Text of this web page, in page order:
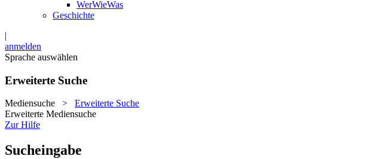
WerWieWas
Geschichte
|
anmelden
Sprache auswählen
Erweiterte Suche
Mediensuche > Erweiterte Suche
Erweiterte Mediensuche
Zur Hilfe
Sucheingabe